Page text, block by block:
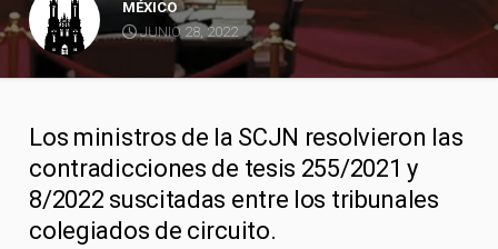
MÉXICO
JUNIO 28, 2022
Los ministros de la SCJN resolvieron las
contradicciones de tesis 255/2021 y
8/2022 suscitadas entre los tribunales
colegiados de circuito.